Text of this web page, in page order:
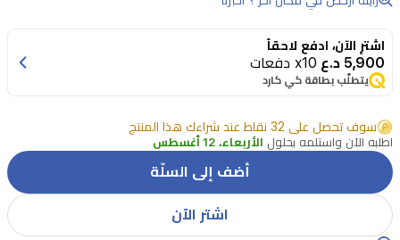
الرجال
الكلاسيكية
جولدن
تاتش.
صُنعت
هذه
اشترِ الآن، ادفع لاحقاً
5,900 د.ع x10 دفعات
يتطلّب بطاقة كي كارد
سوف تحصل على 32 نقاط عند شراءك هذا المنتج
اطلبه الآن واستلمه بحلول الأربعاء، 12 أغسطس
أضف إلى السلّة
اشتر الآن